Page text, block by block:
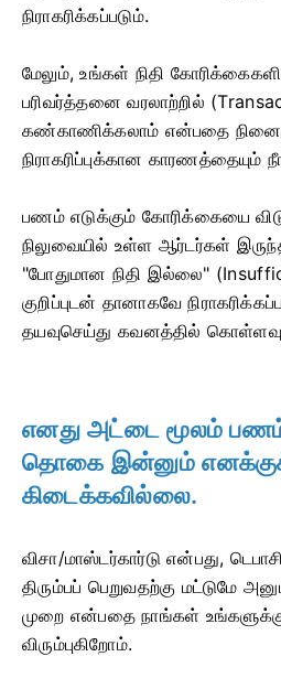
நிராகரிக்கப்படும்.
மேலும், உங்கள் நிதி
பரிவர்த்தனை வரலாற்றில்
கண்காணிக்கலாம் என்பதை
நிராகரிப்புக்கான
பணம் எடுக்கும் கோரிக்கையை
நிலுவையில் உள்ள ஆர்டர்கள்
"போதுமான நிதி இல்லை"
குறிப்புடன் தானாகவே
தயவுசெய்து கவனத்தில்
எனது அட்டை மூலம்
தொகை இன்னும்
கிடைக்கவில்லை.
விசா/மாஸ்டர்கார்டு என்பது,
திரும்பப் பெறுவதற்கு மட்டுமே
முறை என்பதை நாங்கள்
விரும்புகிறோம்.